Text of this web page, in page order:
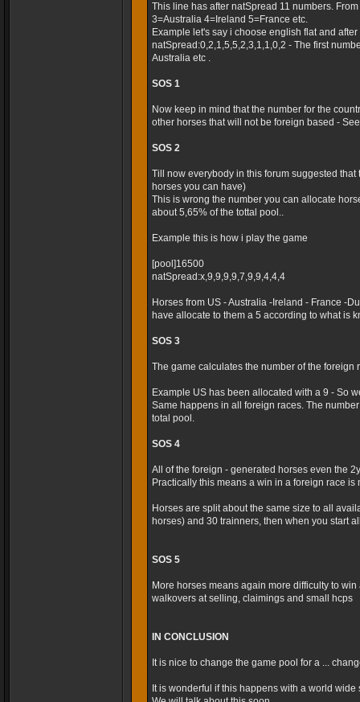
This line has after natSpread 11 numbers.
3=Australia 4=Ireland 5=France etc.
Example let's say i choose english flat and
natSpread:0,2,1,5,5,2,3,1,1,0,2 - The first
Australia etc .
SOS 1
Now keep in mind that the number for the
other horses that will not be foreign based -
SOS 2
Till now everybody in this forum suggested
horses you can have)
This is wrong the number you can allocate
about 5,65% of the tottal pool..
Example this is how i play the game
[pool]16500
natSpread:x,9,9,9,9,7,9,9,4,4,4
Horses from US - Australia -Ireland - France -
have allocate to them a 5 according to what is
SOS 3
The game calculates the number of the foreign
Example US has been allocated with a 9 - So
Same happens in all foreign races. The
total pool.
SOS 4
All of the foreign - generated horses even the
Practically this means a win in a foreign race is
Horses are split about the same size to all
horses) and 30 trainners, then when you start
SOS 5
More horses means again more difficulty to
walkovers at selling, claimings and small hcps
IN CONCLUSION
It is nice to change the game pool for a ...
It is wonderful if this happens with a world